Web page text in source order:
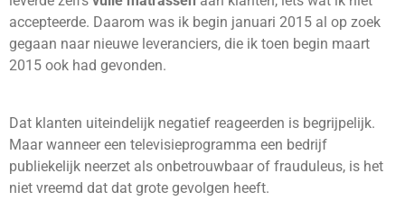
accepteerde. Daarom was ik begin januari 2015 al op zoek
gegaan naar nieuwe leveranciers, die ik toen begin maart
2015 ook had gevonden.
Dat klanten uiteindelijk negatief reageerden is begrijpelijk.
Maar wanneer een televisieprogramma een bedrijf
publiekelijk neerzet als onbetrouwbaar of frauduleus, is het
niet vreemd dat dat grote gevolgen heeft.